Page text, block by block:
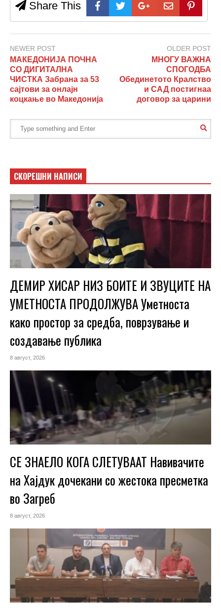
Share This
NEWER POST
МАКЕДОНИЈА ПОЧНА
СО ДИГИТАЛНА
ЧИСТКА Забрана за 53
сајтови за онлајн
коцкање во Македонија
OLDER POST
МНОГУ ВАЖНА
СПОГОДБА
Обединетото Кралство
и САД постигнаа
договор за царини
СКОРЕШНИ НАПИСИ
ДЕМИР ХИСАР НИЗ БОИТЕ И ЗВУЦИТЕ НА
УМЕТНОСТА ПРОДОЛЖУВА Уметноста
како простор за средба, поврзување и
создавање публика
8 август, 2026
СЕ ЗНАЕЛО КОГА СЛЕТУВААТ Навивачите
на Хајдук дочекани со жестока пресметка
во Загреб
8 август, 2026